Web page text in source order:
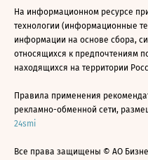
На информационном ресурсе
технологии (информационные
информации на основе сбора,
относящихся к предпочтениям
находящихся на территории
Правила применения
рекламно-обменной сети,
24smi
Все права защищены © АО